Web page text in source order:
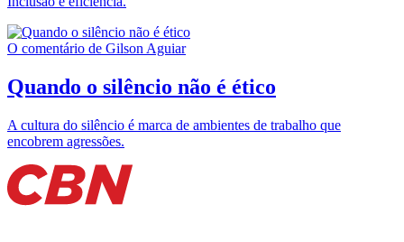
O comentário de Gilson Aguiar
Quando o silêncio não é ético
A cultura do silêncio é marca de ambientes de trabalho que
encobrem agressões.